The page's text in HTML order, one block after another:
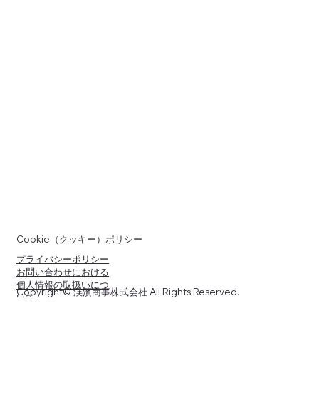
Cookie（クッキー）ポリシー
プライバシーポリシー
お問い合わせにおける
個人情報の取扱いにつ
いて
Copyright© 渓濱商事株式会社 All Rights Reserved.